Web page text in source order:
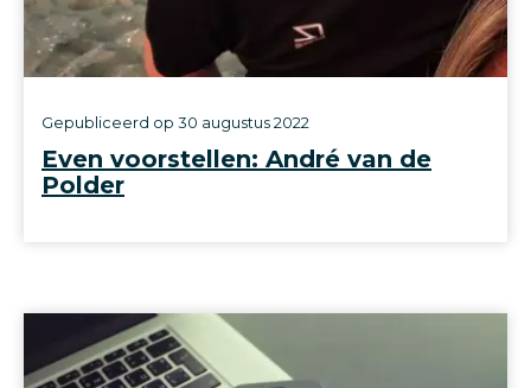
Even voorstellen: André van de
Polder
Gepubliceerd op 30 augustus 2022